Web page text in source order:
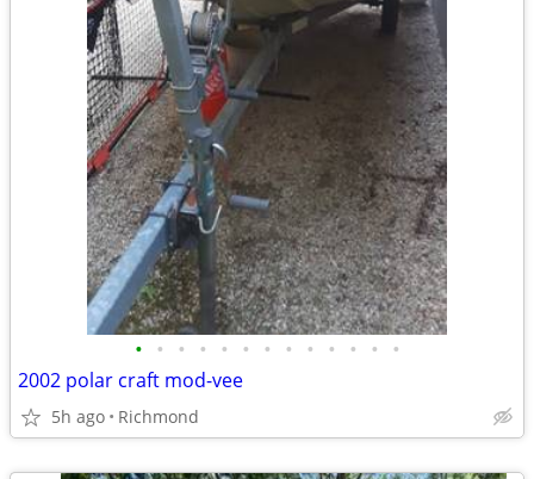
• • • • • • • • • • • • •
2002 polar craft mod-vee
5h ago Richmond